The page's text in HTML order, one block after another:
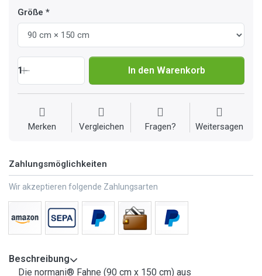
Größe
1 In den Warenkorb
Merken Vergleichen Fragen? Weitersagen
Zahlungsmöglichkeiten
Wir akzeptieren folgende Zahlungsarten
Beschreibung
Die normani® Fahne (90 cm x 150 cm) aus